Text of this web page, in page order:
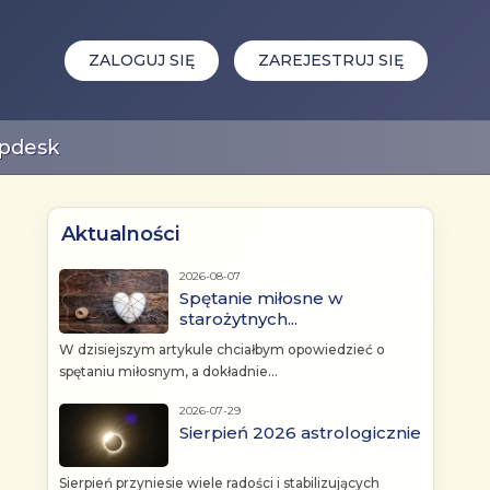
ZALOGUJ SIĘ ZAREJESTRUJ SIĘ
Aktualności
2026-08-07
Spętanie miłosne w
starożytnych...
W dzisiejszym artykule chciałbym opowiedzieć o
spętaniu miłosnym, a dokładnie...
2026-07-29
Sierpień 2026 astrologicznie
Sierpień przyniesie wiele radości i stabilizujących